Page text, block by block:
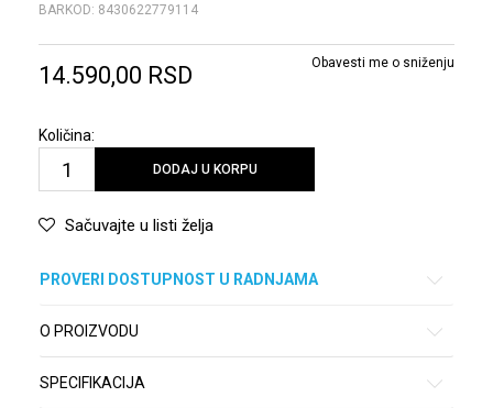
BARKOD: 8430622779114
14.590,00 RSD Obavesti me o sniženju
Količina:
DODAJ U KORPU
Sačuvajte u listi želja
PROVERI DOSTUPNOST U RADNJAMA
O PROIZVODU
SPECIFIKACIJA